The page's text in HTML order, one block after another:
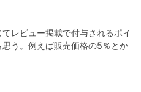
レビュー掲載で付与されるポイ
う。例えば販売価格の5％とか